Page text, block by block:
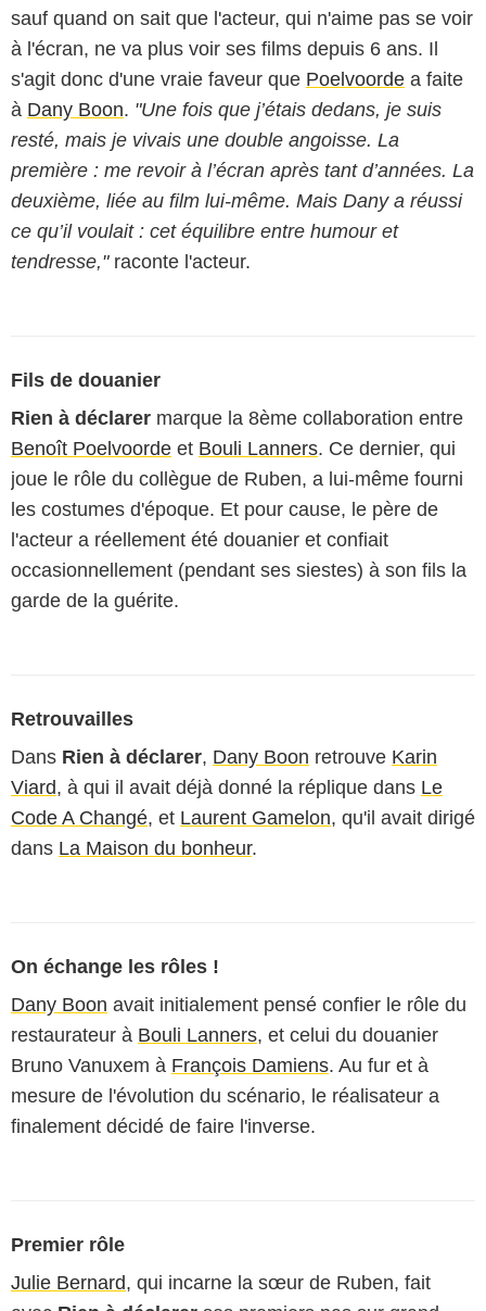
sauf quand on sait que l'acteur, qui n'aime pas se voir
à l'écran, ne va plus voir ses films depuis 6 ans. Il
s'agit donc d'une vraie faveur que Poelvoorde a faite
à Dany Boon. "Une fois que j’étais dedans, je suis
resté, mais je vivais une double angoisse. La
première : me revoir à l’écran après tant d’années. La
deuxième, liée au film lui-même. Mais Dany a réussi
ce qu’il voulait : cet équilibre entre humour et
tendresse,"raconte l'acteur.
Fils de douanier
Rien à déclarer marque la 8ème collaboration entre
Benoît Poelvoorde et Bouli Lanners. Ce dernier, qui
joue le rôle du collègue de Ruben, a lui-même fourni
les costumes d'époque. Et pour cause, le père de
l'acteur a réellement été douanier et confiait
occasionnellement (pendant ses siestes) à son fils la
garde de la guérite.
Retrouvailles
Dans Rien à déclarer, Dany Boon retrouve Karin
Viard, à qui il avait déjà donné la réplique dans Le
Code A Changé, et Laurent Gamelon, qu'il avait dirigé
dans La Maison du bonheur.
On échange les rôles !
Dany Boon avait initialement pensé confier le rôle du
restaurateur à Bouli Lanners, et celui du douanier
Bruno Vanuxem à François Damiens. Au fur et à
mesure de l'évolution du scénario, le réalisateur a
finalement décidé de faire l'inverse.
Premier rôle
Julie Bernard, qui incarne la sœur de Ruben, fait